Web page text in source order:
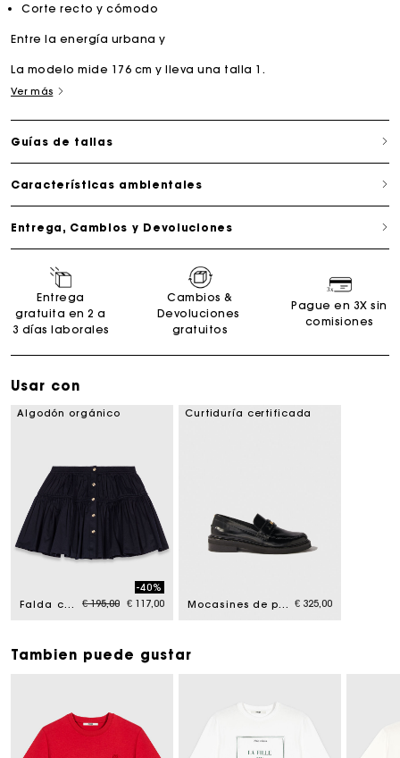
Corte recto y cómodo
Entre la energía urbana y
La modelo mide 176 cm y lleva una talla 1.
Ver más
Guías de tallas
Características ambientales
Entrega, Cambios y Devoluciones
Entrega
gratuita en 2 a
3 días laborales
Cambios &
Devoluciones
gratuitos
Pague en 3X sin
comisiones
Usar con
Algodón orgánico
Falda corta con cintura elástica Price reduced from
€ 195,00to
-40%
€ 117,00
Curtiduría certificada
Mocasines de piel € 325,00
Tambien puede gustar